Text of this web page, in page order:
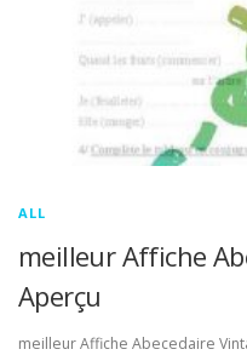
ALL
meilleur Affiche
Aperçu
meilleur Affiche Abecedaire